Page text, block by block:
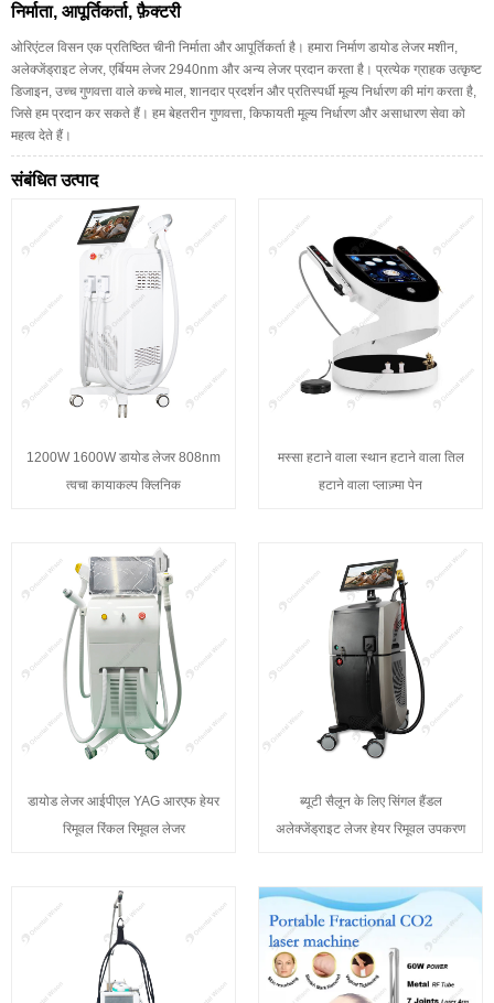
निर्माता, आपूर्तिकर्ता, फ़ैक्टरी
ओरिएंटल विसन एक प्रतिष्ठित चीनी निर्माता और आपूर्तिकर्ता है। हमारा निर्माण डायोड लेजर मशीन,
अलेक्जेंड्राइट लेजर, एर्बियम लेजर 2940nm और अन्य लेजर प्रदान करता है। प्रत्येक ग्राहक उत्कृष्ट
डिजाइन, उच्च गुणवत्ता वाले कच्चे माल, शानदार प्रदर्शन और प्रतिस्पर्धी मूल्य निर्धारण की मांग करता है,
जिसे हम प्रदान कर सकते हैं। हम बेहतरीन गुणवत्ता, किफायती मूल्य निर्धारण और असाधारण सेवा को
महत्व देते हैं।
संबंधित उत्पाद
1200W 1600W डायोड लेजर 808nm
त्वचा कायाकल्प क्लिनिक
मस्सा हटाने वाला स्थान हटाने वाला तिल
हटाने वाला प्लाज़्मा पेन
डायोड लेजर आईपीएल YAG आरएफ हेयर
रिमूवल रिंकल रिमूवल लेजर
ब्यूटी सैलून के लिए सिंगल हैंडल
अलेक्जेंड्राइट लेजर हेयर रिमूवल उपकरण